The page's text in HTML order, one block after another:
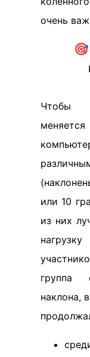
очень
Чтобы
или 10
из них
группа
наклона,